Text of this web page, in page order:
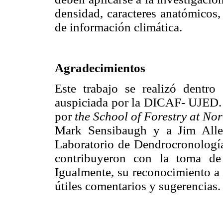
densidad, caracteres
de información climática.
Agradecimientos
Este trabajo se realizó
auspiciada por la DICAF-
por the School of Forestry at
Mark Sensibaugh y a Jim
Laboratorio de
contribuyeron con la toma
Igualmente, su reconocimiento
útiles comentarios y sugerencias.